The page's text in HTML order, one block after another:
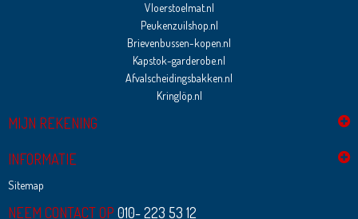
Vloerstoelmat.nl
Peukenzuilshop.nl
Brievenbussen-kopen.nl
Kapstok-garderobe.nl
Afvalscheidingsbakken.nl
Kringlöp.nl
MIJN REKENING
INFORMATIE
Sitemap
NEEM CONTACT OP 010- 223 53 12